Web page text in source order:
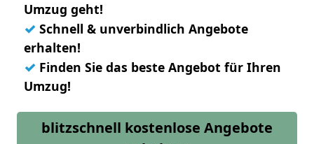
Umzug geht!
✓ Schnell & unverbindlich Angebote
erhalten!
✓ Finden Sie das beste Angebot für Ihren
Umzug!
blitzschnell kostenlose Angebote